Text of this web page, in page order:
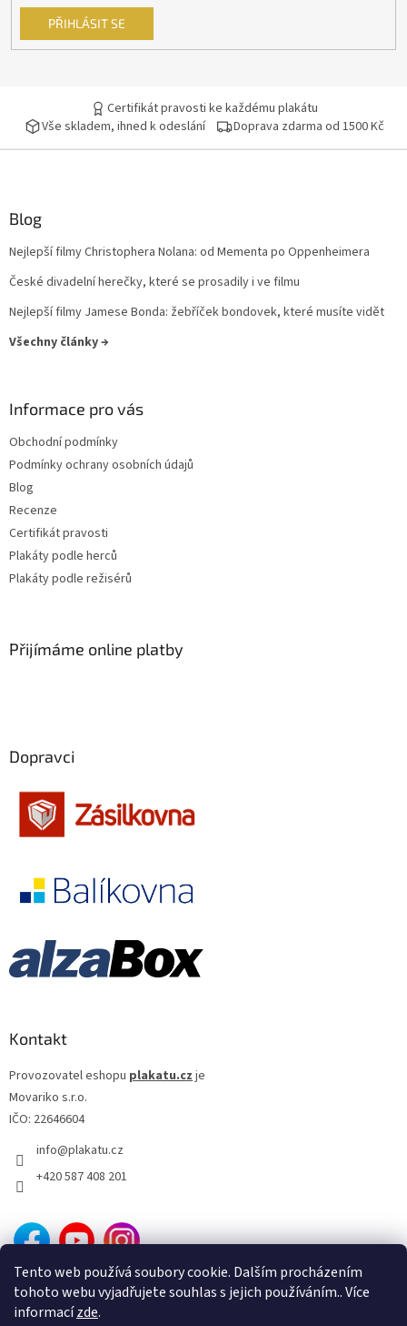
Tento web používá soubory cookie. Dalším procházením
tohoto webu vyjadřujete souhlas s jejich používáním.. Více
informacízde.
PŘIHLÁSIT SE
Certifikát pravosti ke každému plakátu
Vše skladem, ihned k odeslání
Doprava zdarma od 1500 Kč
Blog
Nejlepší filmy Christophera Nolana: od Mementa po Oppenheimera
České divadelní herečky, které se prosadily i ve filmu
Nejlepší filmy Jamese Bonda: žebříček bondovek, které musíte vidět
Všechny články →
Informace pro vás
Obchodní podmínky
Podmínky ochrany osobních údajů
Blog
Recenze
Certifikát pravosti
Plakáty podle herců
Plakáty podle režisérů
Přijímáme online platby
Dopravci
Kontakt
Provozovatel eshopu plakatu.czje
Movariko s.r.o.
IČO: 22646604
info@plakatu.cz
+420 587 408 201